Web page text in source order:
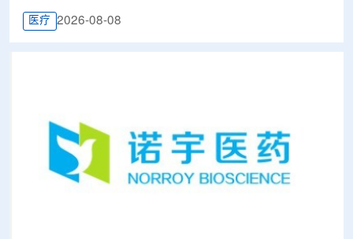
医疗 2026-08-08